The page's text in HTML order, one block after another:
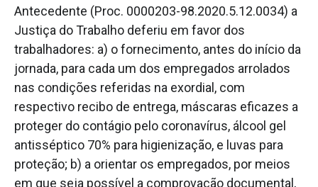
Antecedente (Proc. 0000203-98.2020.5.12.0034) a
Justiça do Trabalho deferiu em favor dos
trabalhadores: a) o fornecimento, antes do início da
jornada, para cada um dos empregados arrolados
nas condições referidas na exordial, com
respectivo recibo de entrega, máscaras eficazes a
proteger do contágio pelo coronavírus, álcool gel
antisséptico 70% para higienização, e luvas para
proteção; b) a orientar os empregados, por meios
em que seja possível a comprovação documental,